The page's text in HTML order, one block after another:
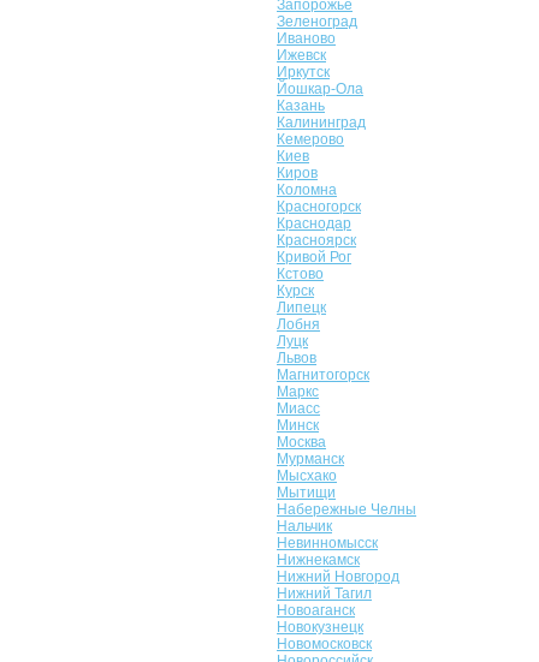
Запорожье
Зеленоград
Иваново
Ижевск
Иркутск
Йошкар-Ола
Казань
Калининград
Кемерово
Киев
Киров
Коломна
Красногорск
Краснодар
Красноярск
Кривой Рог
Кстово
Курск
Липецк
Лобня
Луцк
Львов
Магнитогорск
Маркс
Миасс
Минск
Москва
Мурманск
Мысхако
Мытищи
Набережные Челны
Нальчик
Невинномысск
Нижнекамск
Нижний Новгород
Нижний Тагил
Новоаганск
Новокузнецк
Новомосковск